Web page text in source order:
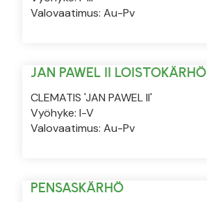
Valovaatimus: Au-Pv
JAN PAWEL II LOISTOKÄRHÖ
CLEMATIS 'JAN PAWEL II'
Vyöhyke: I-V
Valovaatimus: Au-Pv
PENSASKÄRHÖ